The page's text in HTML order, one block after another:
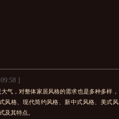
]
气，对整体家居风格的需求也是多种多样，
风格、现代简约风格、新中式风格、美式风
及其特点。